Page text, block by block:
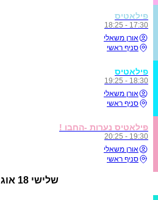
פילאטיס
17:30 - 18:25
אורן משאלי
סניף ראשי
פילאטיס
18:30 - 19:25
אורן משאלי
סניף ראשי
פילאטיס נערות -החבו !
19:30 - 20:25
אורן משאלי
סניף ראשי
שלישי 18 אוגוסט